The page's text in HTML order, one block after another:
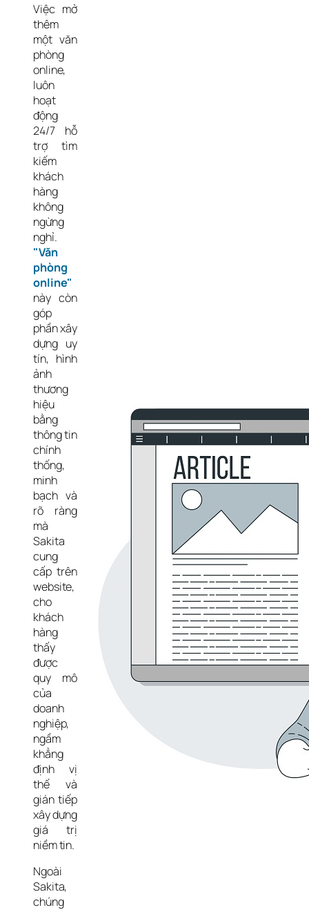
Việc mở
thêm
một văn
phòng
online,
luôn
hoạt
động
24/7 hỗ
trợ tìm
kiếm
khách
hàng
không
ngừng
"Văn
phòng
online"
này còn
góp
phần xây
dựng uy
tín, hình
ảnh
thương
hiệu
bằng
thông tin
chính
thống,
minh
bạch và
rõ ràng
mà
Sakita
cung
cấp trên
website,
cho
khách
hàng
thấy
được
quy mô
của
doanh
nghiệp,
ngầm
khẳng
định vị
thế và
gián tiếp
xây dựng
giá trị
niềm tin.
Ngoài
Sakita,
chúng